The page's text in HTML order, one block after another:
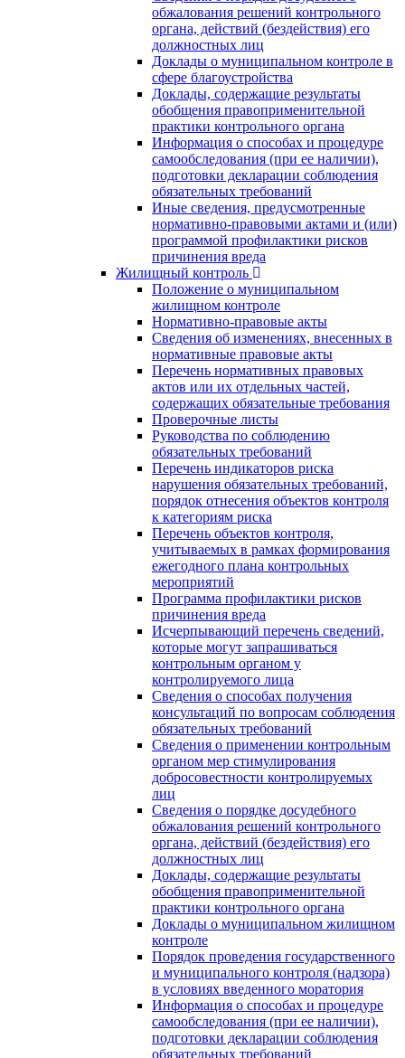
обжалования решений контрольного
органа, действий (бездействия) его
должностных лиц
Доклады о муниципальном контроле в
сфере благоустройства
Доклады, содержащие результаты
обобщения правоприменительной
практики контрольного органа
Информация о способах и процедуре
самообследования (при ее наличии),
подготовки декларации соблюдения
обязательных требований
Иные сведения, предусмотренные
нормативно-правовыми актами и (или)
программой профилактики рисков
причинения вреда
Жилищный контроль
Положение о муниципальном
жилищном контроле
Нормативно-правовые акты
Сведения об изменениях, внесенных в
нормативные правовые акты
Перечень нормативных правовых
актов или их отдельных частей,
содержащих обязательные требования
Проверочные листы
Руководства по соблюдению
обязательных требований
Перечень индикаторов риска
нарушения обязательных требований,
порядок отнесения объектов контроля
к категориям риска
Перечень объектов контроля,
учитываемых в рамках формирования
ежегодного плана контрольных
мероприятий
Программа профилактики рисков
причинения вреда
Исчерпывающий перечень сведений,
которые могут запрашиваться
контрольным органом у
контролируемого лица
Сведения о способах получения
консультаций по вопросам соблюдения
обязательных требований
Сведения о применении контрольным
органом мер стимулирования
добросовестности контролируемых
лиц
Сведения о порядке досудебного
обжалования решений контрольного
органа, действий (бездействия) его
должностных лиц
Доклады, содержащие результаты
обобщения правоприменительной
практики контрольного органа
Доклады о муниципальном жилищном
контроле
Порядок проведения государственного
и муниципального контроля (надзора)
в условиях введенного моратория
Информация о способах и процедуре
самообследования (при ее наличии),
подготовки декларации соблюдения
обязательных требований